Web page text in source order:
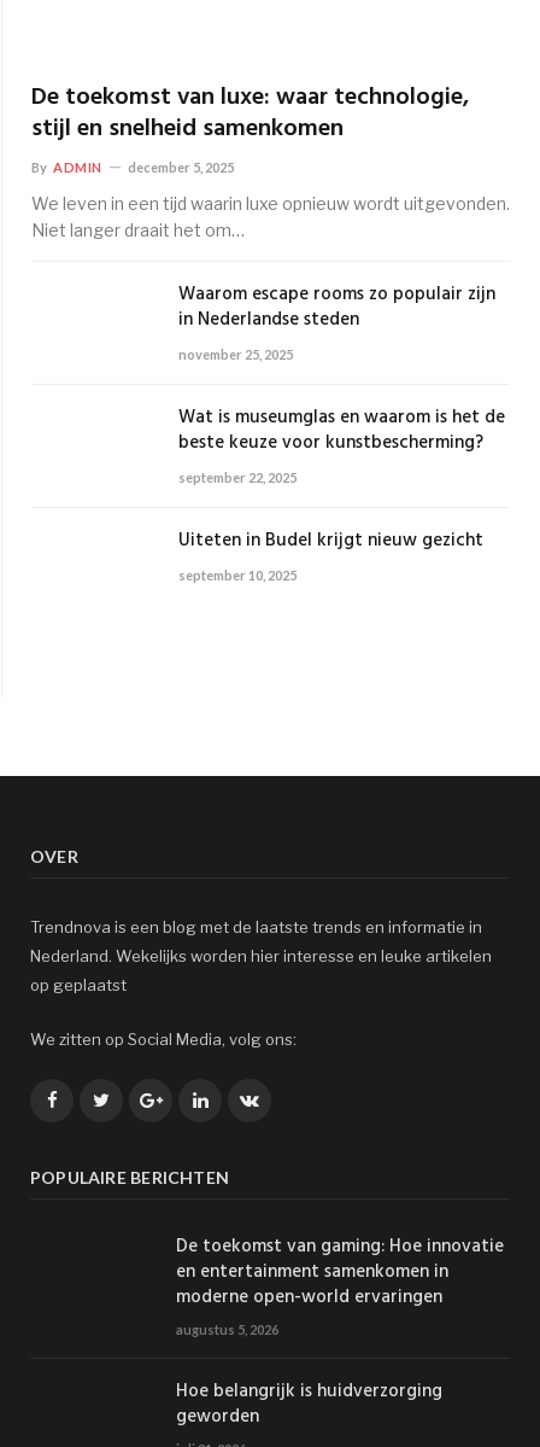
De toekomst van luxe: waar technologie,
stijl en snelheid samenkomen
By ADMIN december 5, 2025
We leven in een tijd waarin luxe opnieuw wordt uitgevonden.
Niet langer draait het om…
Waarom escape rooms zo populair zijn
in Nederlandse steden
november 25, 2025
Wat is museumglas en waarom is het de
beste keuze voor kunstbescherming?
september 22, 2025
Uiteten in Budel krijgt nieuw gezicht
september 10, 2025
OVER
Trendnova is een blog met de laatste trends en informatie in
Nederland. Wekelijks worden hier interesse en leuke artikelen
op geplaatst
We zitten op Social Media, volg ons:
FacebookTwitterGoogle+LinkedInVK
POPULAIRE BERICHTEN
De toekomst van gaming: Hoe innovatie
en entertainment samenkomen in
moderne open-world ervaringen
augustus 5, 2026
Hoe belangrijk is huidverzorging
geworden